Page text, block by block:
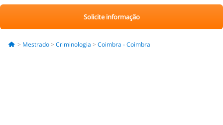
Solicite informação
Mestrado Criminologia Coimbra - Coimbra